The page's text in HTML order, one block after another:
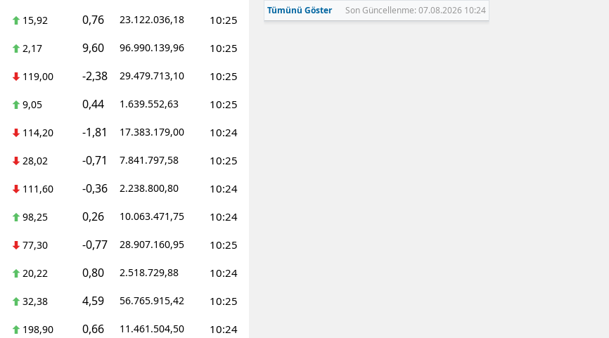
15,92 0,76 23.122.036,18 10:25
2,17 9,60 96.990.139,96 10:25
119,00 -2,38 29.479.713,10 10:25
9,05 0,44 1.639.552,63 10:25
114,20 -1,81 17.383.179,00 10:24
28,02 -0,71 7.841.797,58 10:25
111,60 -0,36 2.238.800,80 10:24
98,25 0,26 10.063.471,75 10:24
77,30 -0,77 28.907.160,95 10:25
20,22 0,80 2.518.729,88 10:24
32,38 4,59 56.765.915,42 10:25
198,90 0,66 11.461.504,50 10:24
Tümünü Göster Son Güncellenme: 07.08.2026 10:24